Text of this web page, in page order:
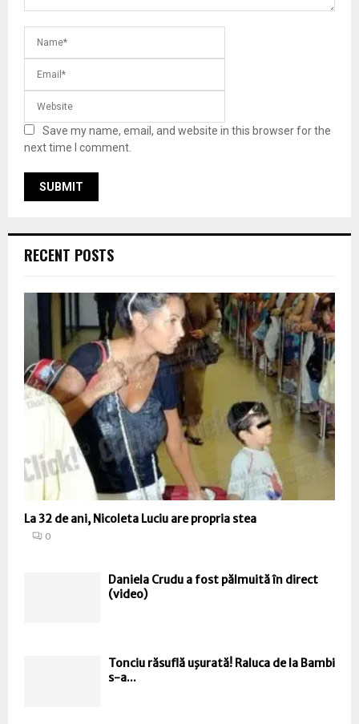
Save my name, email, and website in this browser for the
next time I comment.
RECENT POSTS
La 32 de ani, Nicoleta Luciu are propria stea
0
Daniela Crudu a fost pălmuită în direct
(video)
Tonciu răsuflă uşurată! Raluca de la Bambi
s-a...